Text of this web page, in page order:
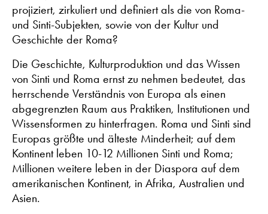
projiziert, zirkuliert und definiert als die von Roma-
und Sinti-Subjekten, sowie von der Kultur und
Geschichte der Roma?
Die Geschichte, Kulturproduktion und das Wissen
von Sinti und Roma ernst zu nehmen bedeutet, das
herrschende Verständnis von Europa als einen
abgegrenzten Raum aus Praktiken, Institutionen und
Wissensformen zu hinterfragen. Roma und Sinti sind
Europas größte und älteste Minderheit; auf dem
Kontinent leben 10-12 Millionen Sinti und Roma;
Millionen weitere leben in der Diaspora auf dem
amerikanischen Kontinent, in Afrika, Australien und
Asien.